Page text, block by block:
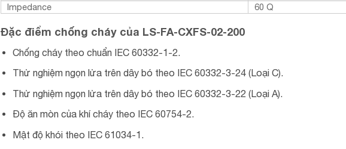
Impedance
60 Q
Đặc điểm chống cháy của LS-FA-CXFS-02-200
Chống cháy theo chuẩn IEC 60332-1-2.
Thử nghiệm ngọn lửa trên dây bó theo IEC 60332-3-24 (Loại C).
Thử nghiệm ngọn lửa trên dây bó theo IEC 60332-3-22 (Loại A).
Độ ăn mòn của khí cháy theo IEC 60754-2.
Mật độ khói theo IEC 61034-1.